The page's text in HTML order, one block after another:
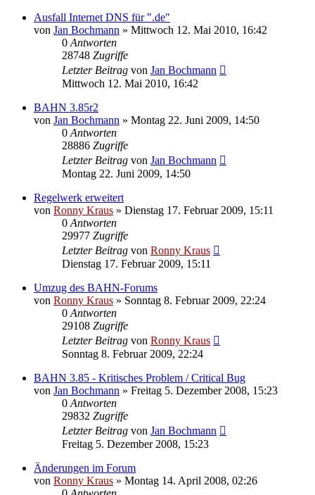
Ausfall Internet DNS für ".de"
von Jan Bochmann » Mittwoch 12. Mai 2010, 16:42
0 Antworten
28748 Zugriffe
Letzter Beitrag von Jan Bochmann
Mittwoch 12. Mai 2010, 16:42
BAHN 3.85r2
von Jan Bochmann » Montag 22. Juni 2009, 14:50
0 Antworten
28886 Zugriffe
Letzter Beitrag von Jan Bochmann
Montag 22. Juni 2009, 14:50
Regelwerk erweitert
von Ronny Kraus » Dienstag 17. Februar 2009, 15:11
0 Antworten
29977 Zugriffe
Letzter Beitrag von Ronny Kraus
Dienstag 17. Februar 2009, 15:11
Umzug des BAHN-Forums
von Ronny Kraus » Sonntag 8. Februar 2009, 22:24
0 Antworten
29108 Zugriffe
Letzter Beitrag von Ronny Kraus
Sonntag 8. Februar 2009, 22:24
BAHN 3.85 - Kritisches Problem / Critical Bug
von Jan Bochmann » Freitag 5. Dezember 2008, 15:23
0 Antworten
29832 Zugriffe
Letzter Beitrag von Jan Bochmann
Freitag 5. Dezember 2008, 15:23
Änderungen im Forum
von Ronny Kraus » Montag 14. April 2008, 02:26